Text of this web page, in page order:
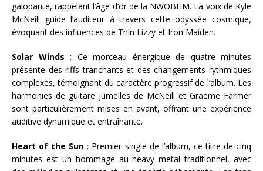
galopante, rappelant l’âge d’or de la NWOBHM. La voix de Kyle
McNeill guide l’auditeur à travers cette odyssée cosmique,
évoquant des influences de Thin Lizzy et Iron Maiden.
Solar Winds : Ce morceau énergique de quatre minutes
présente des riffs tranchants et des changements rythmiques
complexes, témoignant du caractère progressif de l’album. Les
harmonies de guitare jumelles de McNeill et Graeme Farmer
sont particulièrement mises en avant, offrant une expérience
auditive dynamique et entraînante.
Heart of the Sun : Premier single de l’album, ce titre de cinq
minutes est un hommage au heavy metal traditionnel, avec